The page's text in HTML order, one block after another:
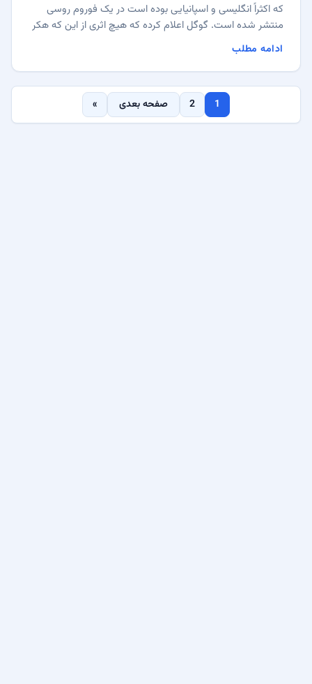
که اکثراً انگلیسی و اسپانیایی بوده است در یک فوروم روسی
منتشر شده است. گوگل اعلام کرده که هیچ اثری از این که هکر
ها به سیستم های جیمیل دسترسی پیدا کرده باشند وجود ندارد،
اما با این حال با شناسایی کاربرانی که هدف قرار گرفته اند
اقداماتی برای افزایش امنیت آنان انجام میدهد چون امنیت
اطلاعات کاربران برای گوگل اهمیت بسیاری دارد. ...
ادامه مطلب
1
2 صفحه بعدی »